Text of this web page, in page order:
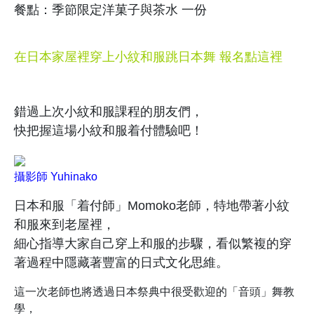
餐點：季節限定洋菓子與茶水 一份
在日本家屋裡穿上小紋和服跳日本舞 報名點這裡
錯過上次小紋和服課程的朋友們，
快把握這場小紋和服着付體驗吧！
攝影師 Yuhinako
日本和服「着付師」Momoko老師，特地帶著小紋
和服來到老屋裡，
細心指導大家自己穿上和服的步驟，看似繁複的穿
著過程中隱藏著豐富的日式文化思維。
這一次老師也將透過日本祭典中很受歡迎的「音頭」舞教
學，